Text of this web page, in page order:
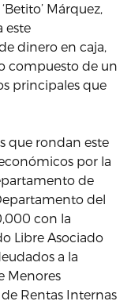
Márquez,
este
dinero en caja,
compuesto de un
principales que
que rondan este
por la
de
del
con la
Libre Asociado
a la
Menores
Rentas Internas